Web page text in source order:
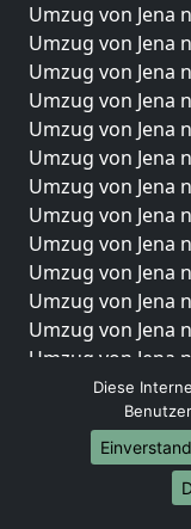
Umzug von Jena
Umzug von Jena
Umzug von Jena
Umzug von Jena
Umzug von Jena
Umzug von Jena
Umzug von Jena
Umzug von Jena
Umzug von Jena
Umzug von Jena
Umzug von Jena
Umzug von Jena
Umzug von Jena
Umzug von
Umzug von Jena
Umzug von Jena
Umzug von
Diese